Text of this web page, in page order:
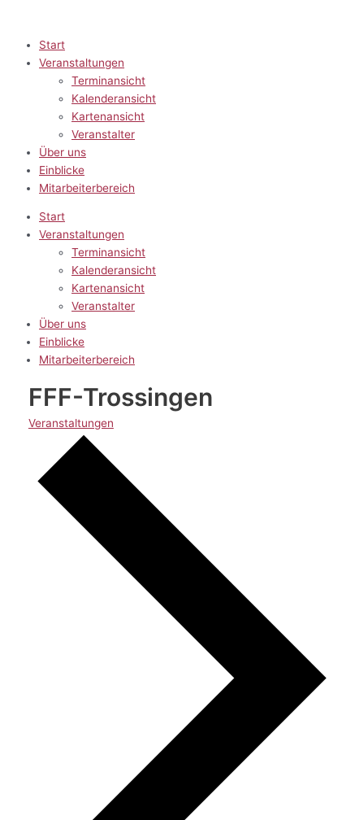
springenStart
Veranstaltungen
Terminansicht
Kalenderansicht
Kartenansicht
Veranstalter
Über uns
Einblicke
Mitarbeiterbereich
Start
Veranstaltungen
Terminansicht
Kalenderansicht
Kartenansicht
Veranstalter
Über uns
Einblicke
Mitarbeiterbereich
FFF-Trossingen
Veranstaltungen